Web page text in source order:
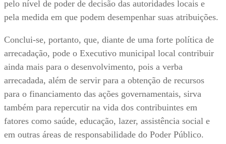
pelo nível de poder de decisão das autoridades locais e
pela medida em que podem desempenhar suas atribuições.
Conclui-se, portanto, que, diante de uma forte política de
arrecadação, pode o Executivo municipal local contribuir
ainda mais para o desenvolvimento, pois a verba
arrecadada, além de servir para a obtenção de recursos
para o financiamento das ações governamentais, sirva
também para repercutir na vida dos contribuintes em
fatores como saúde, educação, lazer, assistência social e
em outras áreas de responsabilidade do Poder Público.